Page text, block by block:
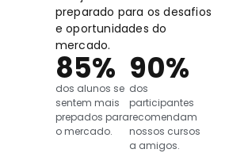
preparado para os desafios
e oportunidades do
mercado.
dos alunos se
sentem mais
prepados para
o mercado.
85%
dos
participantes
recomendam
nossos cursos
a amigos.
90%